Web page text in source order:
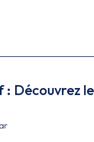
: Découvrez